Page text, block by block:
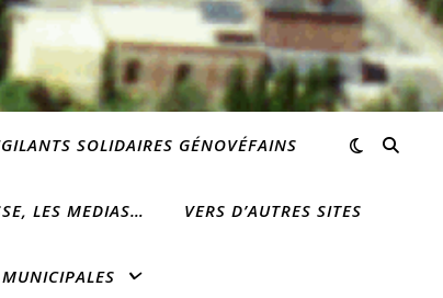
SOLIDAIRES GÉNOVÉFAINS
LES MEDIAS… VERS D’AUTRES SITES